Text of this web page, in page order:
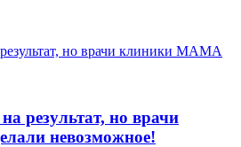
результат, но врачи
невозможное!